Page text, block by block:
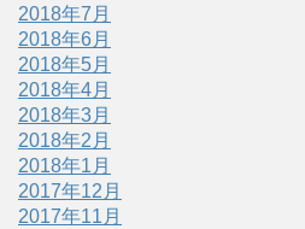
2018年7月
2018年6月
2018年5月
2018年4月
2018年3月
2018年2月
2018年1月
2017年12月
2017年11月